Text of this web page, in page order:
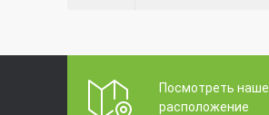
Посмотреть наше
расположение